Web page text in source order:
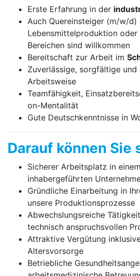
Erste Erfahrung in der
Auch Quereinsteiger (m/w/d)
Lebensmittelproduktion oder
Bereichen sind willkommen
Bereitschaft zur Arbeit im
Zuverlässige, sorgfältige und
Arbeitsweise
Teamfähigkeit,
on-Mentalität
Gute Deutschkenntnisse in
Darauf können Sie
Sicherer Arbeitsplatz in
inhabergeführten
Gründliche Einarbeitung in
unsere Produktionsprozesse
Abwechslungsreiche
technisch anspruchsvollen
Attraktive Vergütung
Altersvorsorge
Betriebliche